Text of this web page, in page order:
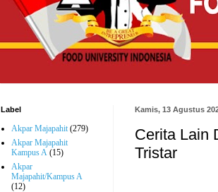
Kamis, 13 Agustus
Cerita Lain
Tristar
Label
Akpar Majapahit (279)
Akpar Majapahit
Kampus A (15)
Akpar
Majapahit/Kampus A
(12)